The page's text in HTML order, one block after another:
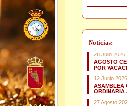
Noticias:
28 Julio 2026
AGOSTO
POR
12 Junio 2026
ASAMBLEA
ORDINARIA
27 Agosto